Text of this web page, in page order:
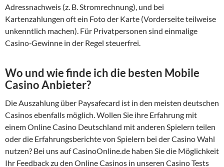
Adressnachweis (z. B. Stromrechnung), und bei
Kartenzahlungen oft ein Foto der Karte (Vorderseite teilweise
unkenntlich machen). Für Privatpersonen sind einmalige
Casino‑Gewinne in der Regel steuerfrei.
Wo und wie finde ich die besten Mobile
Casino Anbieter?
Die Auszahlung über Paysafecard ist in den meisten deutschen
Casinos ebenfalls möglich. Wollen Sie ihre Erfahrung mit
einem Online Casino Deutschland mit anderen Spielern teilen
oder die Erfahrungsberichte von Spielern bei der Casino Wahl
nutzen? Bei uns auf CasinoOnline.de haben Sie die Möglichkeit
Ihr Feedback zu den Online Casinos in unseren Casino Tests